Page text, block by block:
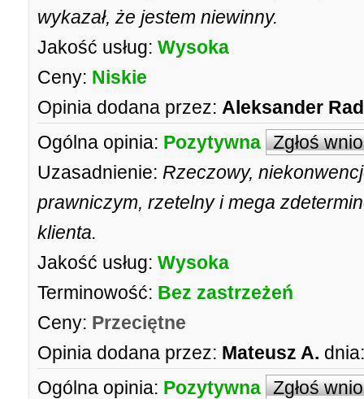
wykazał, że jestem niewinny.
Jakość usług: Wysoka
Ceny: Niskie
Opinia dodana przez: Aleksander
Ogólna opinia: Pozytywna Zgłoś
Uzasadnienie: Rzeczowy,
prawniczym, rzetelny i mega
klienta.
Jakość usług: Wysoka
Terminowość: Bez zastrzeżeń
Ceny: Przeciętne
Opinia dodana przez: Mateusz A. dnia:
Ogólna opinia: Pozytywna Zgłoś